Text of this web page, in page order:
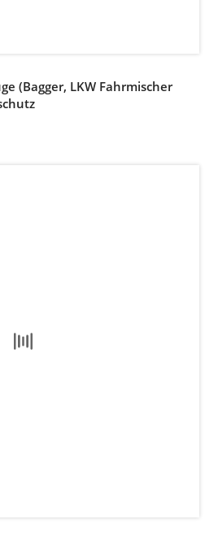
(Bagger, LKW Fahrmischer